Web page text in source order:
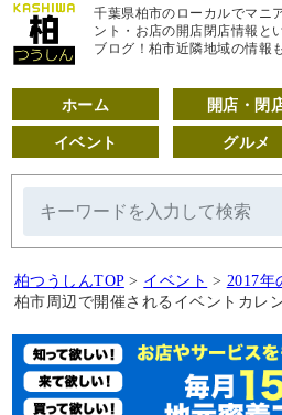
千葉県柏市のローカルでマニ
ント・お店の開店閉店情報と
ブログ！柏市近隣地域の情報
ホーム 開店・閉
イベント グルメ
柏つうしんTOP > イベント > 2017年
柏市周辺で開催されるイベントカレ